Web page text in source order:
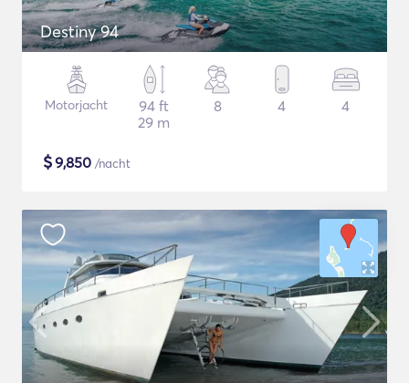
Destiny 94
Motorjacht
94 ft
29 m
8 4 4
$9,850 /nacht